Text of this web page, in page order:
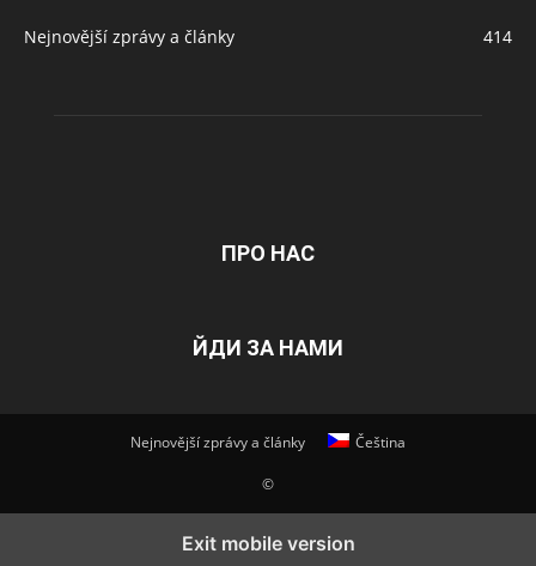
Nejnovější zprávy a články 414
ПРО НАС
ЙДИ ЗА НАМИ
Nejnovější zprávy a články Čeština
©
Exit mobile version